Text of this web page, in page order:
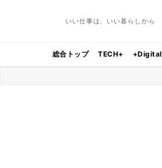
いい仕事は、いい暮らしから
総合トップ TECH+ +Digital